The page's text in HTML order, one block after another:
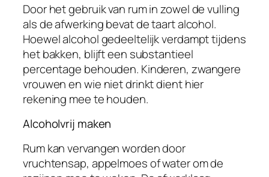
Door het gebruik van rum in zowel de vulling
als de afwerking bevat de taart alcohol.
Hoewel alcohol gedeeltelijk verdampt tijdens
het bakken, blijft een substantieel
percentage behouden. Kinderen, zwangere
vrouwen en wie niet drinkt dient hier
rekening mee te houden.
Alcoholvrij maken
Rum kan vervangen worden door
vruchtensap, appelmoes of water om de